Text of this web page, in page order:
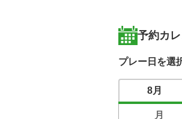
予約カ
プレー日を選
8月
月